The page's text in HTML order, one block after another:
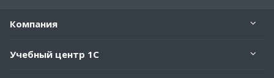
Компания
Учебный центр 1С